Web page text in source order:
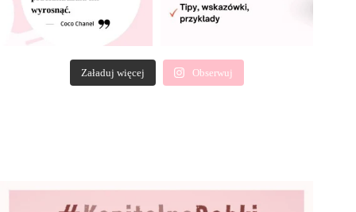
Załaduj więcej Obserwuj